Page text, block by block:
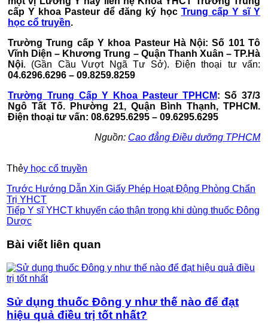
cấp Y khoa Pasteur để đăng ký học Trung cấp Y sĩ Y
học cổ truyền.
Trường Trung cấp Y khoa Pasteur Hà Nội: Số 101 Tô
Vĩnh Diện – Khương Trung – Quận Thanh Xuân – TP.Hà
Nội. (Gần Cầu Vượt Ngã Tư Sở). Điện thoại tư vấn:
04.6296.6296 – 09.8259.8259
Trường Trung Cấp Y Khoa Pasteur TPHCM: Số 37/3
Ngô Tất Tố. Phường 21, Quận Bình Thạnh, TPHCM.
Điện thoại tư vấn: 08.6295.6295 – 09.6295.6295
Nguồn: Cao đẳng Điều dưỡng TPHCM
Thẻy học cổ truyền
Trước Hướng Dẫn Xin Giấy Phép Hoạt Động Phòng Chẩn
Trị YHCT
Tiếp Y sĩ YHCT khuyến cáo thận trọng khi dùng thuốc Đông
Dược
Bài viết liên quan
Sử dụng thuốc Đông y như thế nào để đạt
hiệu quả điều trị tốt nhất?